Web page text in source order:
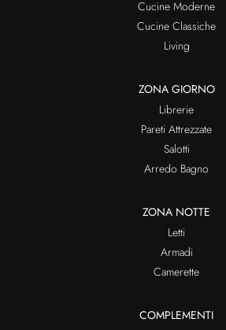
Cucine Moderne
Cucine Classiche
Living
ZONA GIORNO
Librerie
Pareti Attrezzate
Salotti
Arredo Bagno
ZONA NOTTE
Letti
Armadi
Camerette
COMPLEMENTI